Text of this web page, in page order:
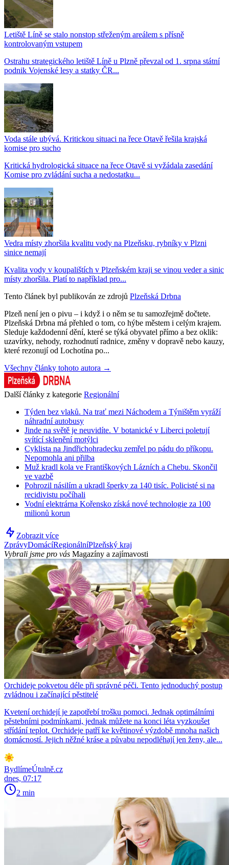
Letiště Líně se stalo nonstop střeženým areálem s přísně
kontrolovaným vstupem
Ostrahu strategického letiště Líně u Plzně převzal od 1. srpna státní
podnik Vojenské lesy a statky ČR...
Voda stále ubývá. Kritickou situaci na řece Otavě řešila krajská
komise pro sucho
Kritická hydrologická situace na řece Otavě si vyžádala zasedání
Komise pro zvládání sucha a nedostatku...
Vedra místy zhoršila kvalitu vody na Plzeňsku, rybníky v Plzni
sinice nemají
Kvalita vody v koupalištích v Plzeňském kraji se vinou veder a sinic
místy zhoršila. Platí to například pro...
Tento článek byl publikován ze zdrojů Plzeňská Drbna
Plzeň není jen o pivu – i když i o něm se tu samozřejmě dočtete.
Plzeňská Drbna má přehled o tom, co hýbe městem i celým krajem.
Sleduje každodenní dění, které se týká obyvatel přímo a bez oklik:
uzavírky, nehody, rozhodnutí radnice, změny v dopravě nebo kauzy,
které rezonují od Lochotína po...
Všechny články tohoto autora →
Další články z kategorie Regionální
Týden bez vlaků. Na trať mezi Náchodem a Týništěm vyráží
náhradní autobusy
Jinde na světě je neuvidíte. V botanické v Liberci poletují
svítící sklenění motýlci
Cyklista na Jindřichohradecku zemřel po pádu do příkopu.
Nepomohla ani přilba
Muž kradl kola ve Františkových Lázních a Chebu. Skončil
ve vazbě
Pohrozil násilím a ukradl šperky za 140 tisíc. Policisté si na
recidivistu počíhali
Vodní elektrárna Kořensko získá nové technologie za 100
milionů korun
Zobrazit více
ZprávyDomácíRegionálníPlzeňský kraj
Vybrali jsme pro vás Magazíny a zajímavosti
Orchideje pokvetou déle při správné péči. Tento jednoduchý postup
zvládnou i začínající pěstitelé
Kvetení orchidejí je zapotřebí trošku pomoci. Jednak optimálními
pěstebními podmínkami, jednak můžete na konci léta vyzkoušet
střídání teplot. Orchideje patří ke květinové výzdobě mnoha našich
domácností. Jejich něžné kráse a půvabu nepodléhají jen ženy, ale...
BydlímeÚtulně.cz
dnes, 07:17
2 min